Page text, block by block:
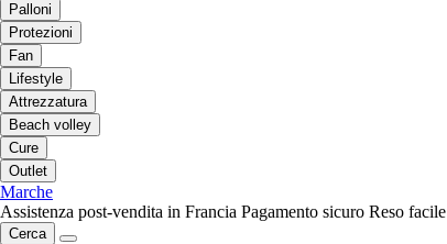
Palloni
Protezioni
Fan
Lifestyle
Attrezzatura
Beach volley
Cure
Outlet
Marche
Assistenza post-vendita in Francia Pagamento sicuro Reso facile
Cerca